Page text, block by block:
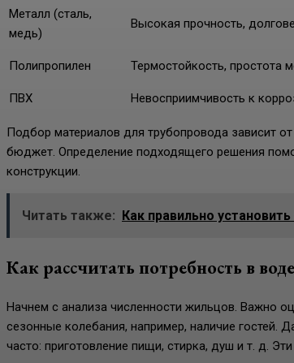
Металл (сталь,
медь)
Высокая прочность,
Полипропилен Термостойкость, простота
ПВХ
Невосприимчивость к
Подбор материалов для трубопровода зависит
бюджет. Определение подходящего решения
конструкции.
Читать также: Как правильно
Как рассчитать потребность в воде
Начнем с анализа численности жильцов. Важно
сезонные колебания, например, наличие
часто: приготовление пищи, стирка, душ и т. д.